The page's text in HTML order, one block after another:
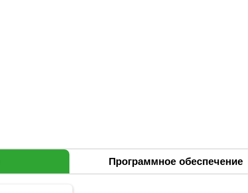
Программное обеспечение